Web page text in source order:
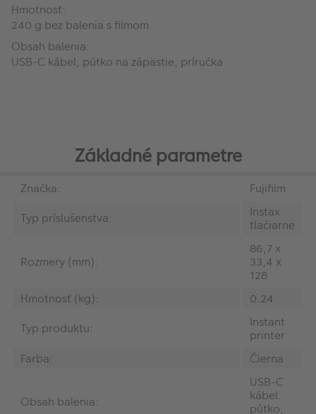
Hmotnosť:
240 g bez balenia s filmom
Obsah balenia:
USB-C kábel, pútko na zápästie, príručka
Základné parametre
Značka:
Fujifilm
Typ príslušenstva:
Instax
tlačiarne
Rozmery (mm):
86,7 x
33,4 x
128
Hmotnosť (kg):
0.24
Typ produktu:
Instant
printer
Farba:
Čierna
Obsah balenia:
USB-C
kábel.
pútko,